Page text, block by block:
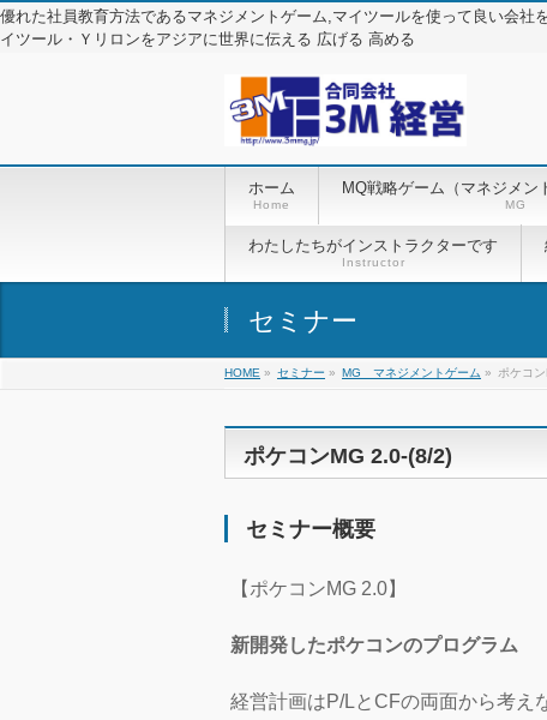
優れた社員教育方法であるマネジメントゲーム,マイツールを使って良い会
イツール・Ｙリロンをアジアに世界に伝える 広げる 高める
ホーム
Home
MQ戦略ゲーム（マネジメン
MG
わたしたちがインストラクターです
Instructor
セミナー
HOME » セミナー » MG マネジメントゲーム » ポケコ
ポケコンMG 2.0-(8/2)
セミナー概要
【ポケコンMG 2.0】
新開発したポケコンのプログラム
経営計画はP/LとCFの両面から考え